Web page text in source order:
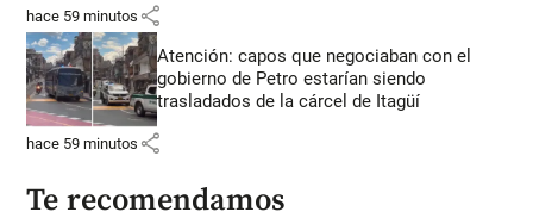
hace 59 minutos share
Atención: capos que negociaban con el
gobierno de Petro estarían siendo
trasladados de la cárcel de Itagüí
hace 59 minutos share
Te recomendamos